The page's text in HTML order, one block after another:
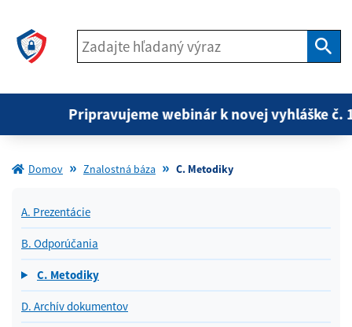
Pripravujeme webinár k novej vyhláške č.
Domov Znalostná báza C. Metodiky
A. Prezentácie
B. Odporúčania
C. Metodiky
D. Archív dokumentov